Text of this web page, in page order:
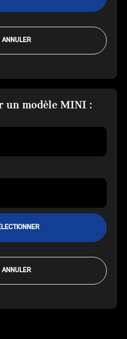
ANNULER
un modèle MINI :
ANNULER